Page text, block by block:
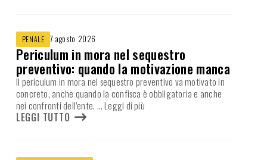
PENALE 7 agosto 2026
Periculum in mora nel sequestro
preventivo: quando la motivazione manca
Il periculum in mora nel sequestro preventivo va motivato in
concreto, anche quando la confisca è obbligatoria e anche
nei confronti dell’ente. … Leggi di più
LEGGI TUTTO